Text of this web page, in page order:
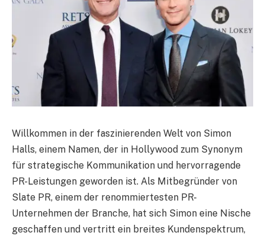
Willkommen in der faszinierenden Welt von Simon
Halls, einem Namen, der in Hollywood zum Synonym
für strategische Kommunikation und hervorragende
PR-Leistungen geworden ist. Als Mitbegründer von
Slate PR, einem der renommiertesten PR-
Unternehmen der Branche, hat sich Simon eine Nische
geschaffen und vertritt ein breites Kundenspektrum,